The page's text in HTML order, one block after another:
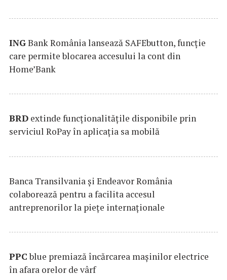
INGBank România lansează SAFEbutton, funcţie
care permite blocarea accesului la cont din
Home’Bank
BRD extinde funcţionalităţile disponibile prin
serviciul RoPay în aplicaţia sa mobilă
Banca Transilvania şi Endeavor România
colaborează pentru a facilita accesul
antreprenorilor la pieţe internaţionale
PPCblue premiază încărcarea maşinilor electrice
în afara orelor de vârf